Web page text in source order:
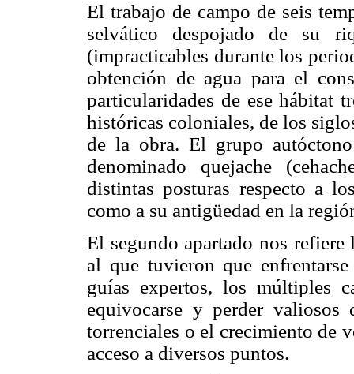
El trabajo de campo de seis
selvático despojado de su
(impracticables durante los
obtención de agua para el
particularidades de ese hábitat
históricas coloniales, de los
de la obra. El grupo
denominado quejache
distintas posturas respecto a
como a su antigüedad en la
El segundo apartado nos
al que tuvieron que
guías expertos, los múltiples
equivocarse y perder
torrenciales o el crecimiento de
acceso a diversos puntos.